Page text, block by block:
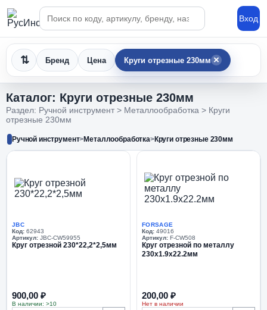
Поиск по каталогу
Вход
Бренд Цена Круги отрезные 230мм ×
Каталог: Круги отрезные 230мм
Раздел: Ручной инструмент > Металлообработка > Круги
отрезные 230мм
Ручной инструмент>Металлообработка>Круги отрезные 230мм
JBC
Код: 62943
Артикул: JBC-CW59955
Круг отрезной 230*22,2*2,5мм
900,00 ₽
В наличии: >10
FORSAGE
Код: 49016
Артикул: F-CW508
Круг отрезной по металлу
230x1.9x22.2мм
200,00 ₽
Нет в наличии